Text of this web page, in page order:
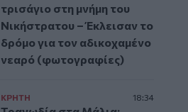
τρισάγιο στη μνήμη του
Νικήστρατου – Έκλεισαν το
δρόμο για τον αδικοχαμένο
νεαρό (φωτογραφίες)
ΚΡΗΤΗ 18:34